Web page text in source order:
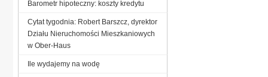
Barometr hipoteczny: koszty kredytu
Cytat tygodnia: Robert Barszcz, dyrektor
Działu Nieruchomości Mieszkaniowych
w Ober-Haus
Ile wydajemy na wodę